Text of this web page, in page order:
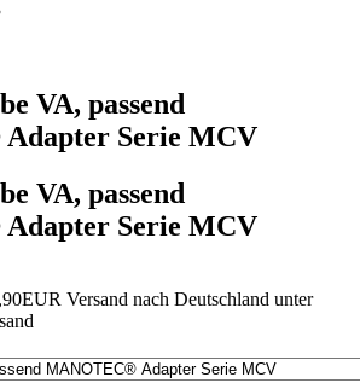
VA, passend
Serie MCV
VA, passend
Serie MCV
Versand nach Deutschland unter